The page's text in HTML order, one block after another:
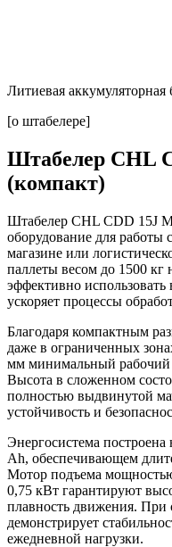
Литиевая аккумуляторная
[о штабелере]
Штабелер CHL
(компакт)
Штабелер CHL CDD 15J
оборудование для работы
магазине или
паллеты весом до 1500 кг
эффективно
ускоряет процессы
Благодаря компактным
даже в ограниченных
мм минимальный рабочий
Высота в сложенном
полностью выдвинутой
устойчивость и
Энергосистема построена
Аh, обеспечивающем
Мотор подъема
0,75 кВт гарантируют
плавность движения. При
демонстрирует
ежедневной нагрузки.